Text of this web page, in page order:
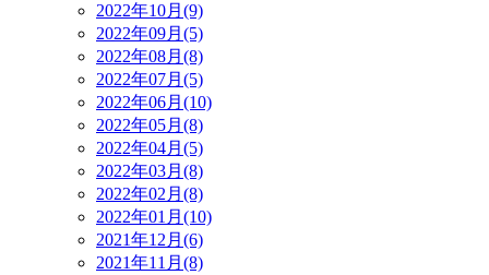
2022年10月(9)
2022年09月(5)
2022年08月(8)
2022年07月(5)
2022年06月(10)
2022年05月(8)
2022年04月(5)
2022年03月(8)
2022年02月(8)
2022年01月(10)
2021年12月(6)
2021年11月(8)